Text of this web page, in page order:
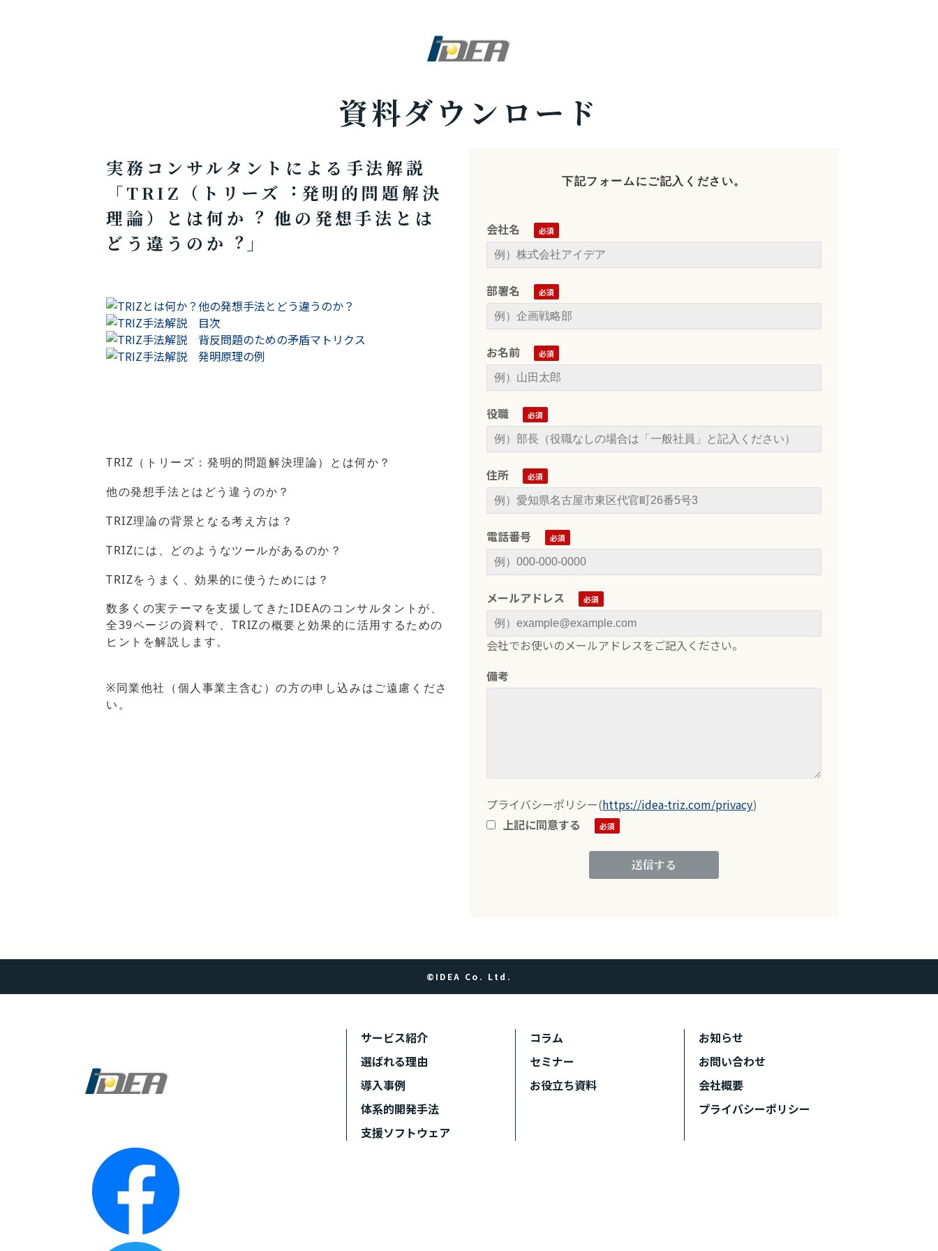
資料ダウンロード
実務コンサルタントによる手法解説
「TRIZ（トリーズ︓発明的問題解決
理論）とは何か︖ 他の発想⼿法とは
どう違うのか︖」
TRIZ（トリーズ：発明的問題解決理論）とは何か？
他の発想手法とはどう違うのか？
TRIZ理論の背景となる考え方は？
TRIZには、どのようなツールがあるのか？
TRIZをうまく、効果的に使うためには？
数多くの実テーマを支援してきたIDEAのコンサルタントが、
全39ページの資料で、TRIZの概要と効果的に活用するための
ヒントを解説します。
※同業他社（個人事業主含む）の方の申し込みはご遠慮くださ
い。
下記フォームにご記入ください。
会社名
部署名
お名前
役職
住所
電話番号
メールアドレス
会社でお使いのメールアドレスをご記入ください。
備考
プライバシーポリシー(https://idea-triz.com/privacy)
上記に同意する
©IDEA Co. Ltd.
サービス紹介
選ばれる理由
導入事例
体系的開発手法
支援ソフトウェア
コラム
セミナー
お役立ち資料
お知らせ
お問い合わせ
会社概要
プライバシーポリシー